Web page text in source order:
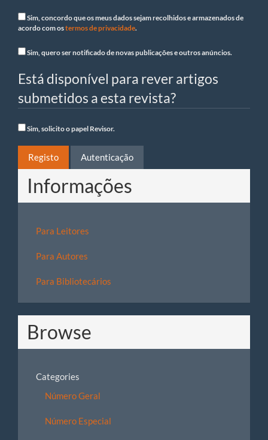
acordo com ostermos de privacidade.
Sim, quero ser notificado de novas publicações e outros anúncios.
Está disponível para rever artigos
submetidos a esta revista?
Sim, solicito o papel Revisor.
Registo Autenticação
Informações
Para Leitores
Para Autores
Para Bibliotecários
Browse
Categories
Número Geral
Número Especial